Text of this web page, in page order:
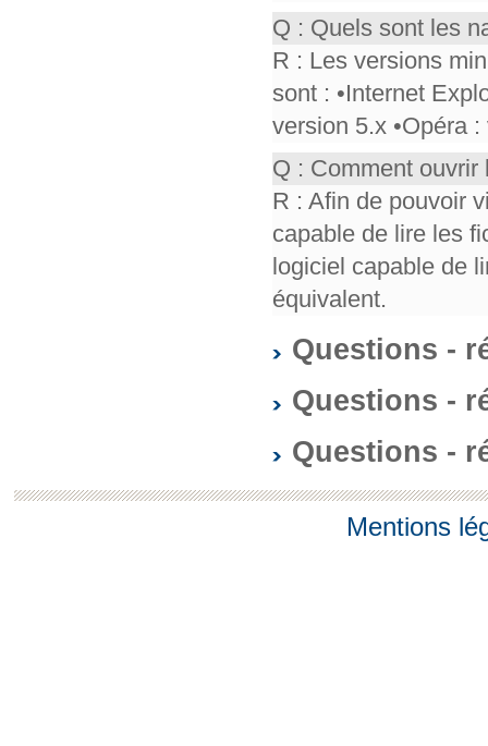
Q : Quels sont les
R : Les versions
sont : •Internet
version 5.x •Opéra
Q : Comment
R : Afin de pouvoir
capable de lire les
logiciel capable de
équivalent.
Questions -
Questions -
Questions -
Mentions